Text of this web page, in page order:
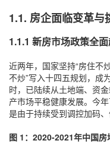
1.1. 房企面临变革与
1.1.1 新房市场政策全
近两年，国家坚持“房住不
不炒”写入十四五规划，成
时，已陆续从土地端、资
产市场平稳健康发展。今
是由于持续受到调控加码、
图 1：2020-2021年中国